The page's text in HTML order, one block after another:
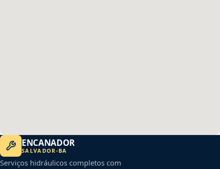
ENCANADOR
SALVADOR-BA
Serviços hidráulicos completos com